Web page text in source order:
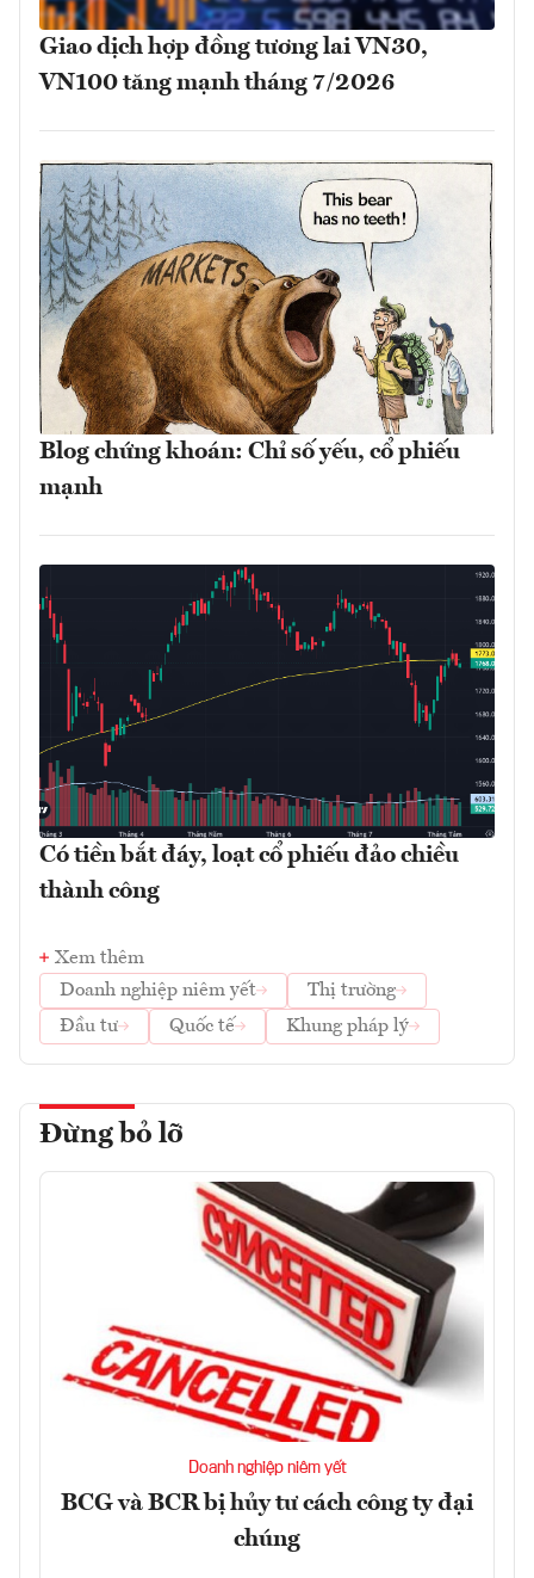
Giao dịch hợp đồng tương lai VN30,
VN100 tăng mạnh tháng 7/2026
Blog chứng khoán: Chỉ số yếu, cổ phiếu
mạnh
Có tiền bắt đáy, loạt cổ phiếu đảo chiều
thành công
Xem thêm
Doanh nghiệp niêm yết
Thị trường
Đầu tư
Quốc tế Khung pháp lý
Đừng bỏ lỡ
Doanh nghiệp niêm yết
BCG và BCR bị hủy tư cách công ty đại
chúng